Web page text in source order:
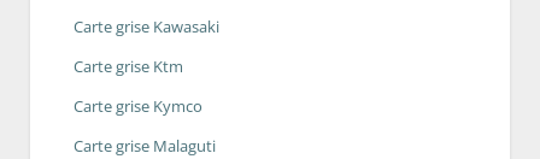
Carte grise Kawasaki
Carte grise Ktm
Carte grise Kymco
Carte grise Malaguti